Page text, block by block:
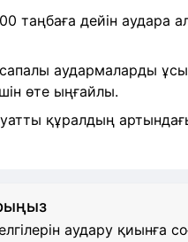
таңбаға дейін аудара
аудармаларды
өте ыңғайлы.
құралдың
аудару қиынға